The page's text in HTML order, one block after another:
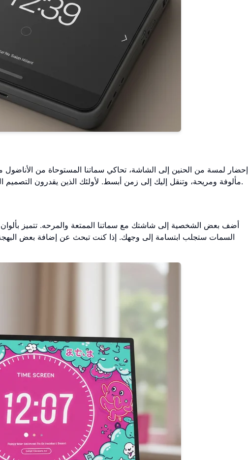
إحضار لمسة من الحنين إلى الشاشة، تحاكي سماتنا المستوحاة من
مألوفة ومريحة، وتنقل إليك إلى زمن أبسط. لأولئك الذين يقدرون التصميم الكلاسيكي ولمسة من الدفء، هذه السمات هي خيار مثالي.
أضف بعض الشخصية إلى شاشتك مع سماتنا الممتعة والمرحه. تتميز
السمات ستجلب ابتسامة إلى وجهك. إذا كنت تبحث عن إضافة بعض